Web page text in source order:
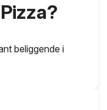
beliggende i